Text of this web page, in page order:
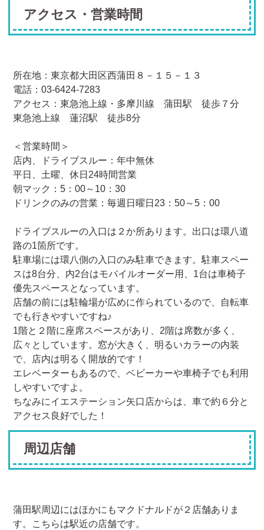
アクセス・営業時間
所在地：東京都大田区西蒲田８－１５－１３
電話：03-6424-7283
アクセス：東急池上線・多摩川線 蒲田駅 徒歩７分
東急池上線 蓮沼駅 徒歩8分
＜営業時間＞
店内、ドライブスルー：年中無休
平日、土曜、休日24時間営業
朝マック：5：00～10：30
ドリンクのみの営業：毎週日曜日23：50～5：00
ドライブスルーの入口は２か所あります。出口は環八道
路の1箇所です。
駐車場には環八側の入口のみ駐車できます。駐車スペー
スは8台分、内2台はモバイルオーダー用、1台は車椅子
優先スペースとなっています。
店舗の前には駐輪場が広めに作られているので、自転車
でも行きやすいですね♪
1階と２階に座席スペースがあり、2階は席数が多く、
広々としています。窓が大きく、明るいカラーの内装
で、店内は明るく開放的です！
エレベーターもあるので、ベビーカーや車椅子でも利用
しやすいですよ。
ちなみにイエステーション矢口店からは、車で約６分と
アクセス良好でした！
周辺店舗
蒲田駅周辺にはほかにもマクドナルドが２店舗ありま
す。こちらは駅近の店舗です。